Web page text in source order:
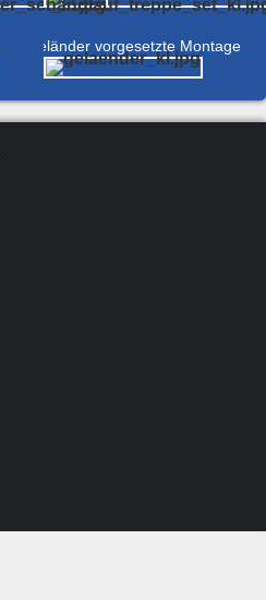
Geländer vorgesetzte Montage [2]